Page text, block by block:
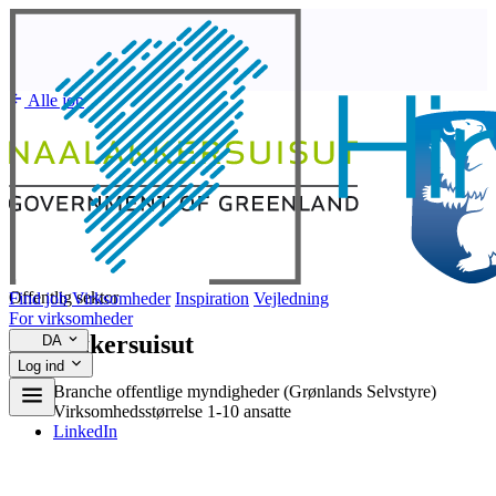
Find job Virksomheder Inspiration Vejledning
For virksomheder
DA
Log ind
Alle job
Offentlig sektor
Naalakkersuisut
Branche offentlige myndigheder (Grønlands Selvstyre)
Virksomhedsstørrelse 1-10 ansatte
LinkedIn